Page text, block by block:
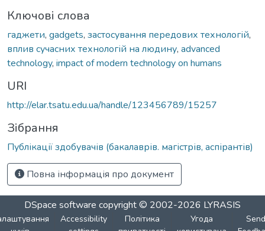
Ключові слова
гаджети, gadgets, застосування передових технологій,
вплив сучасних технологій на людину, advanced
technology, impact of modern technology on humans
URI
http://elar.tsatu.edu.ua/handle/123456789/15257
Зібрання
Публікації здобувачів (бакалаврів. магістрів, аспірантів)
Повна інформація про документ
DSpace software copyright © 2002-2026 LYRASIS
Accessibility
Політика
Угода
Send